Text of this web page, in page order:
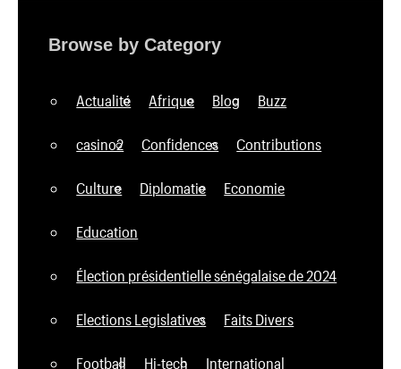
Browse by Category
Actualité Afrique Blog Buzz
casino2 Confidences Contributions
Culture Diplomatie Economie
Education
Élection présidentielle sénégalaise de 2024
Elections Legislatives Faits Divers
Football Hi-tech International